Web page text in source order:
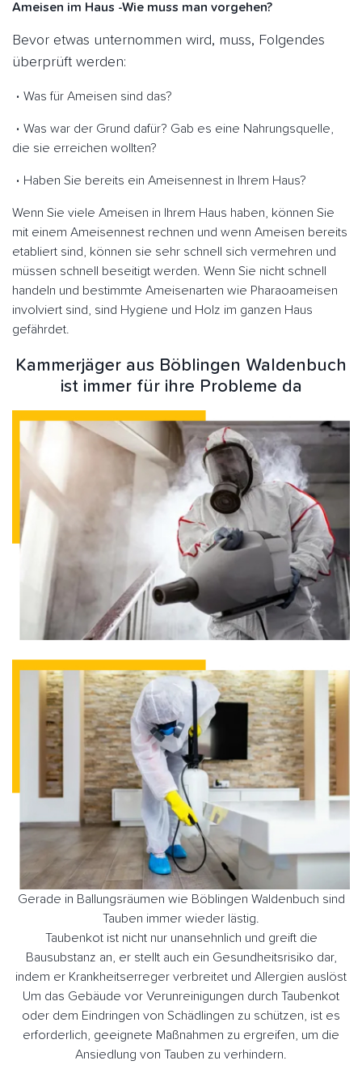
Ameisen im Haus -Wie muss man vorgehen?
Bevor etwas unternommen wird, muss, Folgendes
überprüft werden:
Was für Ameisen sind das?
Was war der Grund dafür? Gab es eine Nahrungsquelle,
die sie erreichen wollten?
Haben Sie bereits ein Ameisennest in Ihrem Haus?
Wenn Sie viele Ameisen in Ihrem Haus haben, können Sie
mit einem Ameisennest rechnen und wenn Ameisen bereits
etabliert sind, können sie sehr schnell sich vermehren und
müssen schnell beseitigt werden. Wenn Sie nicht schnell
handeln und bestimmte Ameisenarten wie Pharaoameisen
involviert sind, sind Hygiene und Holz im ganzen Haus
gefährdet.
Kammerjäger aus Böblingen Waldenbuch
ist immer für ihre Probleme da
Gerade in Ballungsräumen wie Böblingen Waldenbuch sind
Tauben immer wieder lästig.
Taubenkot ist nicht nur unansehnlich und greift die
Bausubstanz an, er stellt auch ein Gesundheitsrisiko dar,
indem er Krankheitserreger verbreitet und Allergien auslöst
Um das Gebäude vor Verunreinigungen durch Taubenkot
oder dem Eindringen von Schädlingen zu schützen, ist es
erforderlich, geeignete Maßnahmen zu ergreifen, um die
Ansiedlung von Tauben zu verhindern.